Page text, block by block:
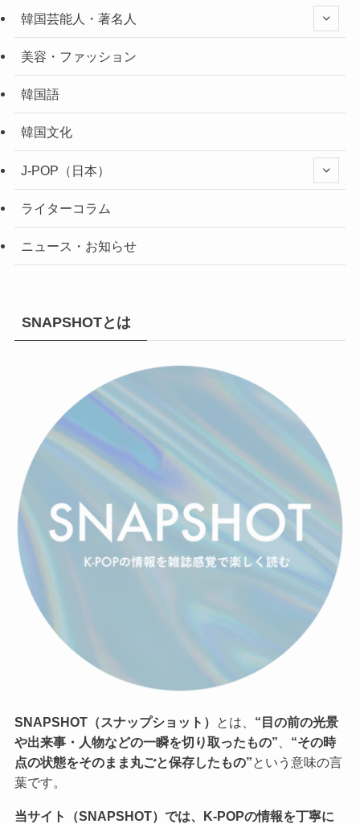
韓国芸能人・著名人
美容・ファッション
韓国語
韓国文化
J-POP（日本）
ライターコラム
ニュース・お知らせ
SNAPSHOTとは
SNAPSHOT（スナップショット） とは、 “目の前の光景
や出来事・人物などの一瞬を切り取ったもの”
“その時
点の状態をそのまま丸ごと保存したもの”という意味の言
葉です。
当サイト（SNAPSHOT）では、K-POPの情報を丁寧に